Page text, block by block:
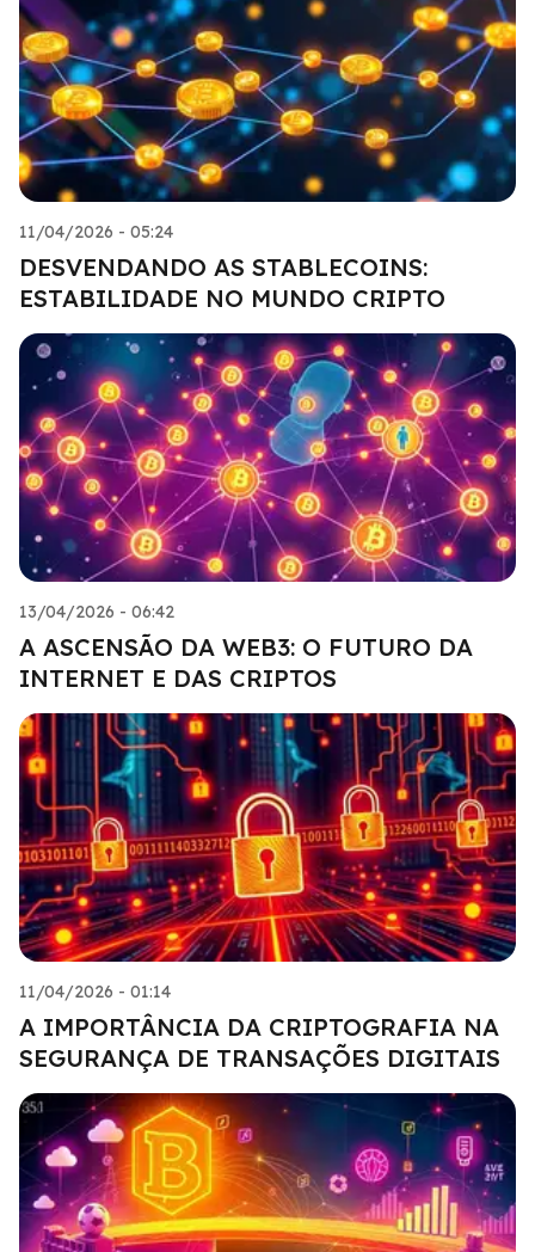
11/04/2026 - 05:24
DESVENDANDO AS STABLECOINS:
ESTABILIDADE NO MUNDO CRIPTO
13/04/2026 - 06:42
A ASCENSÃO DA WEB3: O FUTURO DA
INTERNET E DAS CRIPTOS
11/04/2026 - 01:14
A IMPORTÂNCIA DA CRIPTOGRAFIA NA
SEGURANÇA DE TRANSAÇÕES DIGITAIS